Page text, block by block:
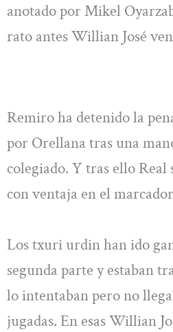
anotado por Mikel
rato antes Willian José
Remiro ha detenido la
por Orellana tras una
colegiado. Y tras ello Real
con ventaja en el
Los txuri urdin han ido
segunda parte y estaban
lo intentaban pero no
jugadas. En esas Willian